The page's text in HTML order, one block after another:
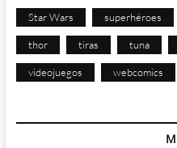
Star Wars superhéroes
thor tiras tuna
videojuegos webcomics